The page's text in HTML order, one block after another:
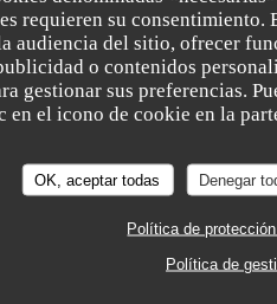
requieren su consentimiento.
audiencia del sitio, ofrecer
o contenidos
gestionar sus preferencias.
en el icono de cookie en la
OK, aceptar todas Denegar
Política de
Política de
SERVICIO: 5/5